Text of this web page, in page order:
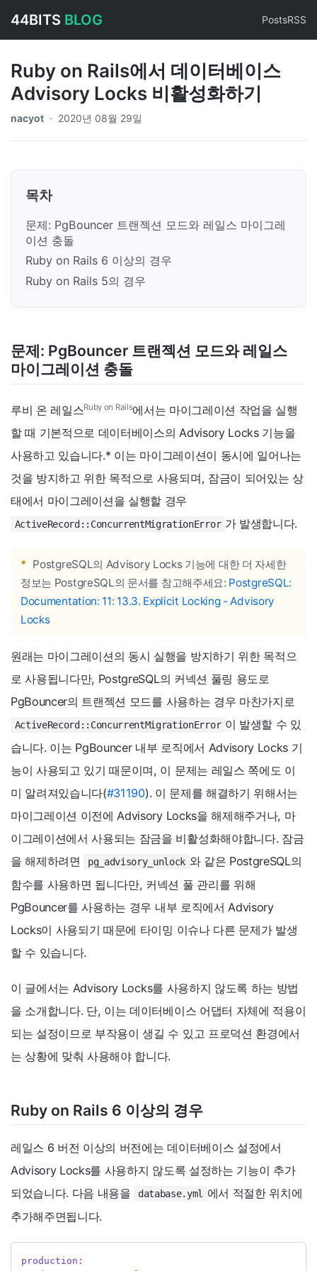
44BITS BLOG PostsRSS
Ruby on Rails에서 데이터베이스
Advisory Locks 비활성화하기
nacyot · 2020년 08월 29일
목차
문제: PgBouncer 트랜젝션 모드와 레일스 마이그레
이션 충돌
Ruby on Rails 6 이상의 경우
Ruby on Rails 5의 경우
문제: PgBouncer 트랜젝션 모드와 레일스
마이그레이션 충돌
루비 온 레일스Ruby on Rails에서는 마이그레이션 작업을 실행
할 때 기본적으로 데이터베이스의 Advisory Locks 기능을
사용하고 있습니다.* 이는 마이그레이션이 동시에 일어나는
것을 방지하고 위한 목적으로 사용되며, 잠금이 되어있는 상
태에서 마이그레이션을 실행할 경우
ActiveRecord::ConcurrentMigrationError 가 발생합니다.
* PostgreSQL의 Advisory Locks 기능에 대한 더 자세한
정보는 PostgreSQL의 문서를 참고해주세요: PostgreSQL:
Documentation: 11: 13.3. Explicit Locking - Advisory
Locks
원래는 마이그레이션의 동시 실행을 방지하기 위한 목적으
로 사용됩니다만, PostgreSQL의 커넥션 풀링 용도로
PgBouncer의 트랜젝션 모드를 사용하는 경우 마찬가지로
ActiveRecord::ConcurrentMigrationError 이 발생할 수 있
습니다. 이는 PgBouncer 내부 로직에서 Advisory Locks 기
능이 사용되고 있기 때문이며, 이 문제는 레일스 쪽에도 이
미 알려져있습니다(#31190). 이 문제를 해결하기 위해서는
마이그레이션 이전에 Advisory Locks을 해제해주거나, 마
이그레이션에서 사용되는 잠금을 비활성화해야합니다. 잠금
을 해제하려면
pg_advisory_unlock 와 같은 PostgreSQL의
함수를 사용하면 됩니다만, 커넥션 풀 관리를 위해
PgBouncer를 사용하는 경우 내부 로직에서 Advisory
Locks이 사용되기 때문에 타이밍 이슈나 다른 문제가 발생
할 수 있습니다.
이 글에서는 Advisory Locks를 사용하지 않도록 하는 방법
을 소개합니다. 단, 이는 데이터베이스 어댑터 자체에 적용이
되는 설정이므로 부작용이 생길 수 있고 프로덕션 환경에서
는 상황에 맞춰 사용해야 합니다.
Ruby on Rails 6 이상의 경우
레일스 6 버전 이상의 버전에는 데이터베이스 설정에서
Advisory Locks를 사용하지 않도록 설정하는 기능이 추가
되었습니다. 다음 내용을
database.yml 에서 적절한 위치에
추가해주면됩니다.
production :